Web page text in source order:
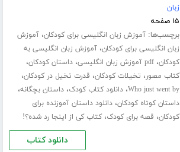
زبان
۱۵ صفحه
برچسب‌ها:آموزش زبان انگلیسی برای کودکان،آموزش
زبان انگلیسی برای کودکان،آموزش زبان انگلیسی به
کودکان،pdf آموزش زبان انگلیسی ،داستان کودکان،
کتاب مصور، تخیلات کودکان، قدرت تخیل در کودکان،
Who just went by،دانلود کتاب کودک،داستان بچگانه،
داستان کوتاه کودکان،دانلود داستان آموزنده برای
کودکان، قصه برای کودک،کتاب کی از اینجا رد شده؟!
دانلود کتاب